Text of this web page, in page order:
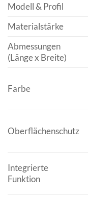
Modell & Profil
Materialstärke
Abmessungen
(Länge x Breite)
Farbe
Oberflächenschutz
Integrierte
Funktion